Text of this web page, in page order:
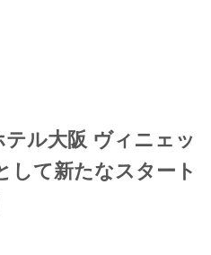
テル大阪 ヴィニェッ
して新たなスタート